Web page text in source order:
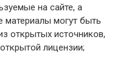
на сайте, а
материалы могут быть
открытых источников,
лицензии;